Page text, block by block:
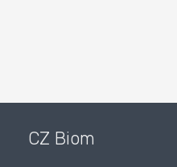
CZ Biom